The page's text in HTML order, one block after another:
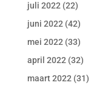
juli 2022 (22)
juni 2022 (42)
mei 2022 (33)
april 2022 (32)
maart 2022 (31)